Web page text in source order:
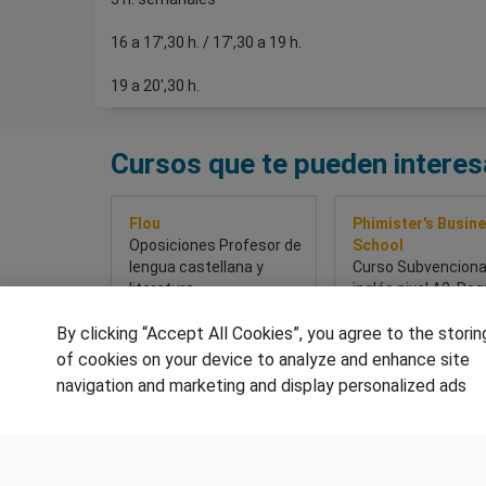
16 a 17',30 h. / 17',30 a 19 h.
19 a 20',30 h.
Cursos que te pueden
Flou
Oposiciones Profesor de
lengua castellana y
literatura
Sobre este curso
Phimister's
School
Curso
inglés nivel A2. Requiere
Discapacidad
Sobre este
By clicking “Accept All Cookies”, you agree to the
of cookies on your device to analyze and enhance site
navigation and marketing and display personalized ads